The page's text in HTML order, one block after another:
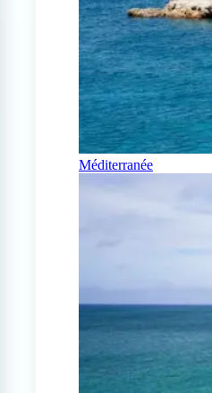
Méditerranée